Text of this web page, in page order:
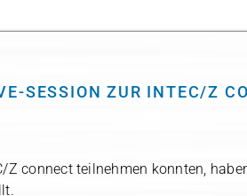
SESSION ZUR INTEC/Z
Z con­nect teil­neh­men konn­ten,